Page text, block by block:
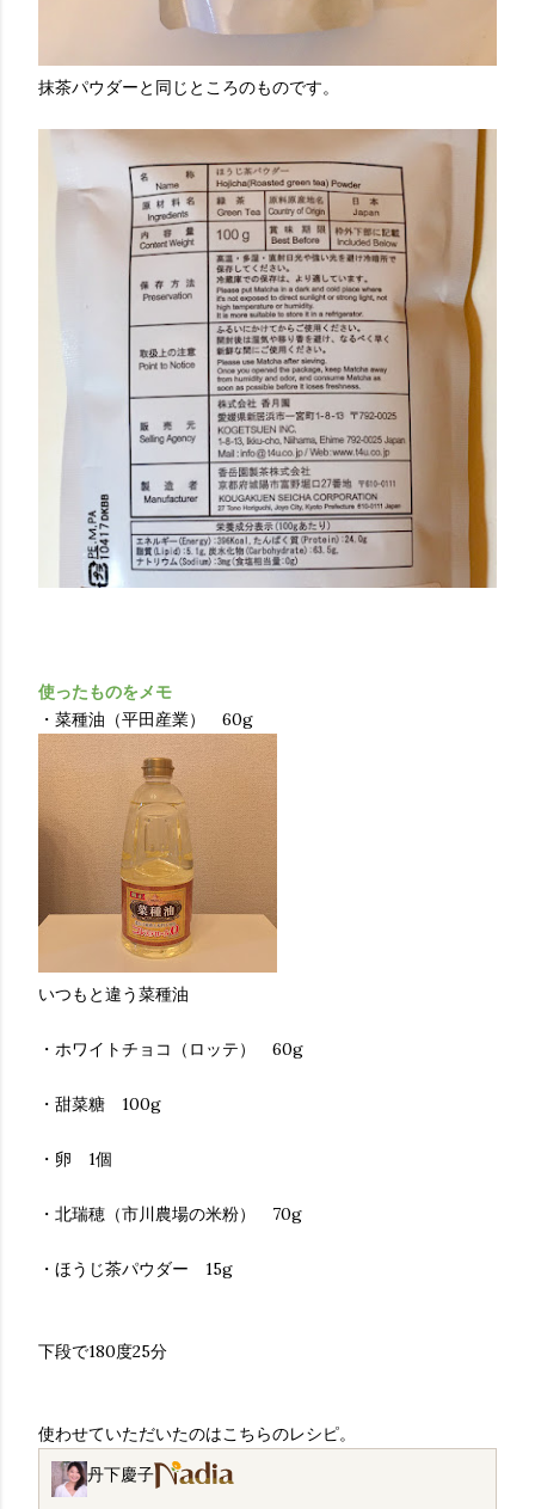
抹茶パウダーと同じところのものです。
使ったものをメモ
・菜種油（平田産業） 60g
いつもと違う菜種油
・ホワイトチョコ（ロッテ） 60g
・甜菜糖 100g
・卵 1個
・北瑞穂（市川農場の米粉） 70g
・ほうじ茶パウダー 15g
下段で180度25分
使わせていただいたのはこちらのレシピ。
丹下慶子